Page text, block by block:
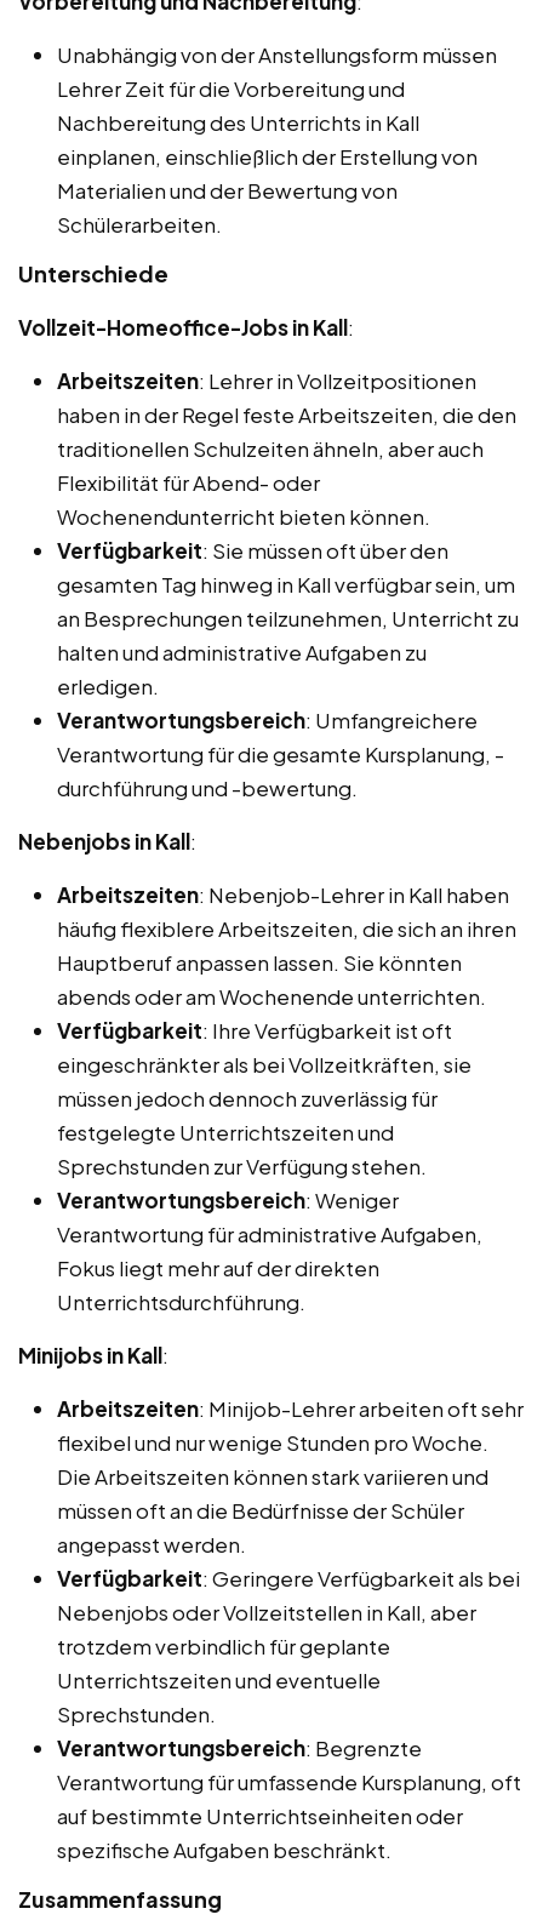
Unabhängig von der Anstellungsform müssen
Lehrer Zeit für die Vorbereitung und
Nachbereitung des Unterrichts in Kall
einplanen, einschließlich der Erstellung von
Materialien und der Bewertung von
Schülerarbeiten.
Unterschiede
Vollzeit-Homeoffice-Jobs in Kall:
Arbeitszeiten: Lehrer in Vollzeitpositionen
haben in der Regel feste Arbeitszeiten, die den
traditionellen Schulzeiten ähneln, aber auch
Flexibilität für Abend- oder
Wochenendunterricht bieten können.
Verfügbarkeit: Sie müssen oft über den
gesamten Tag hinweg in Kall verfügbar sein, um
an Besprechungen teilzunehmen, Unterricht zu
halten und administrative Aufgaben zu
erledigen.
Verantwortungsbereich: Umfangreichere
Verantwortung für die gesamte Kursplanung, -
durchführung und -bewertung.
Nebenjobs in Kall:
Arbeitszeiten: Nebenjob-Lehrer in Kall haben
häufig flexiblere Arbeitszeiten, die sich an ihren
Hauptberuf anpassen lassen. Sie könnten
abends oder am Wochenende unterrichten.
Verfügbarkeit: Ihre Verfügbarkeit ist oft
eingeschränkter als bei Vollzeitkräften, sie
müssen jedoch dennoch zuverlässig für
festgelegte Unterrichtszeiten und
Sprechstunden zur Verfügung stehen.
Verantwortungsbereich: Weniger
Verantwortung für administrative Aufgaben,
Fokus liegt mehr auf der direkten
Unterrichtsdurchführung.
Minijobs in Kall:
Arbeitszeiten: Minijob-Lehrer arbeiten oft sehr
flexibel und nur wenige Stunden pro Woche.
Die Arbeitszeiten können stark variieren und
müssen oft an die Bedürfnisse der Schüler
angepasst werden.
Verfügbarkeit: Geringere Verfügbarkeit als bei
Nebenjobs oder Vollzeitstellen in Kall, aber
trotzdem verbindlich für geplante
Unterrichtszeiten und eventuelle
Sprechstunden.
Verantwortungsbereich: Begrenzte
Verantwortung für umfassende Kursplanung, oft
auf bestimmte Unterrichtseinheiten oder
spezifische Aufgaben beschränkt.
Zusammenfassung